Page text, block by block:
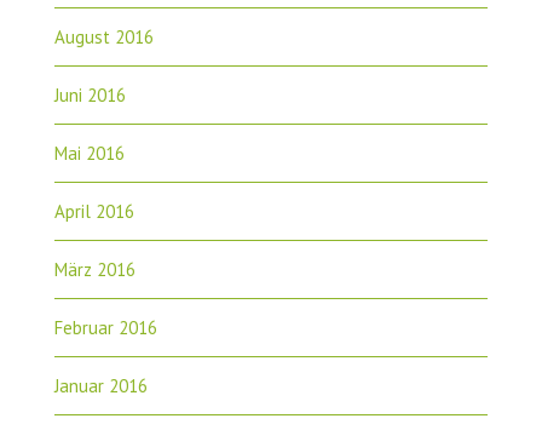
August 2016
Juni 2016
Mai 2016
April 2016
März 2016
Februar 2016
Januar 2016